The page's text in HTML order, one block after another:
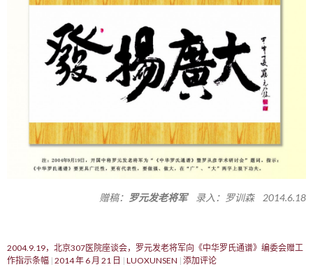
赠稿： 罗元发老将军录入：罗训森 2014.6.18
2004.9.19，北京307医院座谈会，罗元发老将军向《中华罗氏通谱》编委会赠工
作指示条幅 2014 年 6 月 21 日 LUOXUNSEN 添加评论